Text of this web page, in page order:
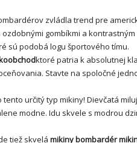
zvládla trend pre
gombíkmi a
sú podobá logu športového tímu.
ktoré patria k absolutnej
Stavte na spoločné
tento určitý typ mikiny! Dievčatá
modne. Idu skvele s modrou
tiež skvelá mikiny bombardér